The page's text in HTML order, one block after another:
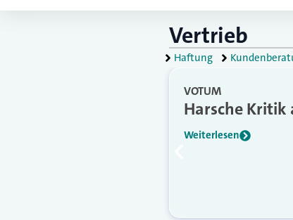
Vertrieb
Haftung
VOTUM
Harsche Kritik
Weiterlesen